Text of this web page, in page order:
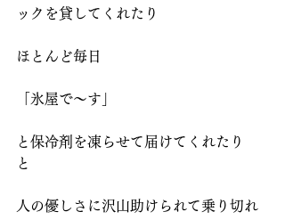
ックを貸してくれたり
ほとんど毎日
「氷屋で～す」
と保冷剤を凍らせて届けてくれたり
と
人の優しさに沢山助けられて乗り切れ